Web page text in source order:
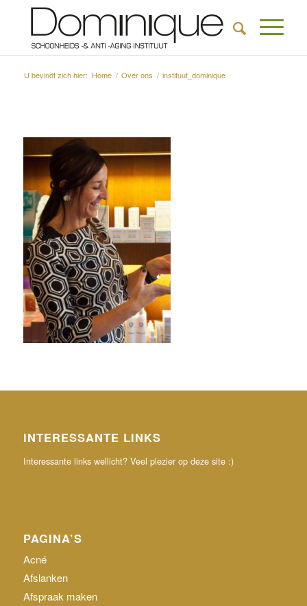
U bevindt zich hier: Home / Over ons / instituut_dominique
INTERESSANTE LINKS
Interessante links wellicht? Veel plezier op deze site :)
PAGINA’S
Acné
Afslanken
Afspraak maken